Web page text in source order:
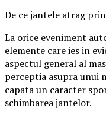
De ce jantele atrag
La orice eveniment
elemente care ies in
aspectul general al
perceptia asupra unui
capata un caracter
schimbarea jantelor.